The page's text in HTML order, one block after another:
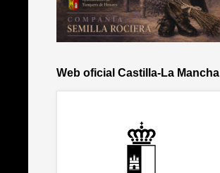
Web oficial Castilla-La Mancha